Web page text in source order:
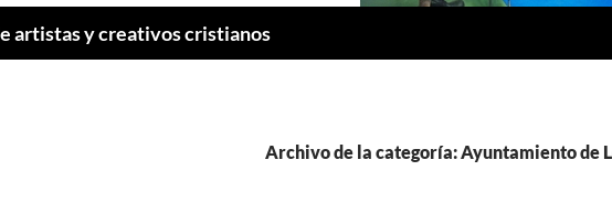
artistas y creativos cristianos
Archivo de la categoría: Ayuntamiento de